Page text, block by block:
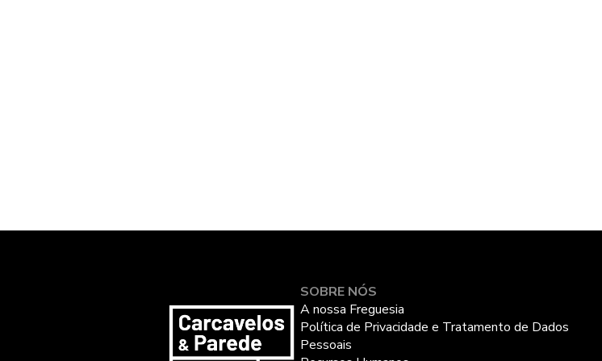
SOBRE NÓS
A nossa Freguesia
Política de Privacidade e Tratamento de Dados
Pessoais